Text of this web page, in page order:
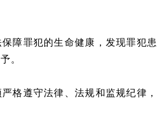
障罪犯的生命健康，发现罪犯患
。
格遵守法律、法规和监规纪律，